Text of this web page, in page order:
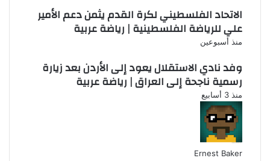
الاتحاد الفلسطيني لكرة القدم يثمن دعم الأمير
علي للرياضة الفلسطينية | رياضة عربية
منذ أسبوعين
وفد نادي الاستقلال يعود إلى الأردن بعد زيارة
رسمية ناجحة إلى العراق | رياضة عربية
منذ 3 أسابيع
Ernest Baker